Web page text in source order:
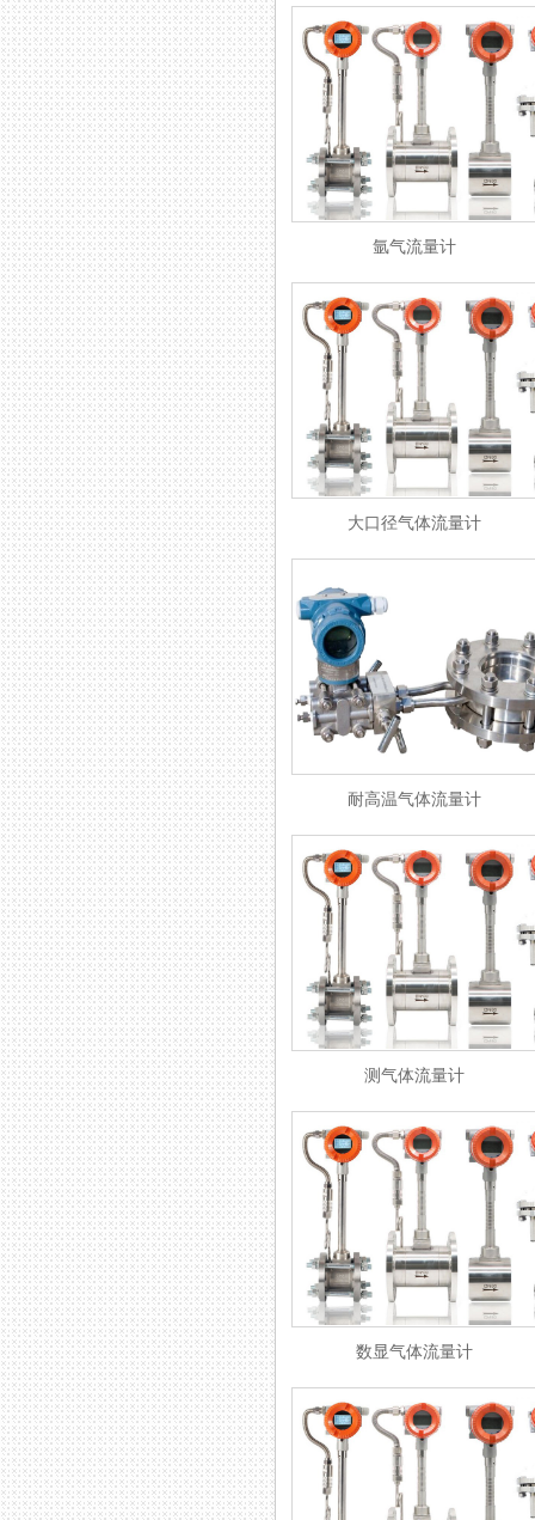
氩气流量计
大口径气体流量计
耐高温气体流量计
测气体流量计
数显气体流量计